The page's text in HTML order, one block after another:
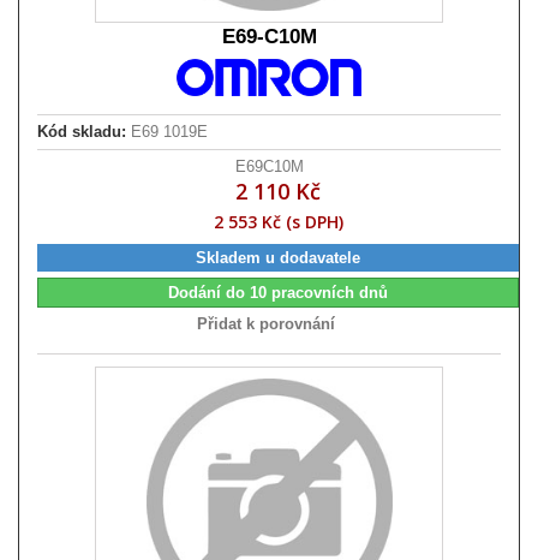
E69-C10M
Kód skladu: E69 1019E
E69C10M
2 110 Kč
2 553 Kč (s DPH)
Skladem u dodavatele
Dodání do 10 pracovních dnů
Přidat k porovnání